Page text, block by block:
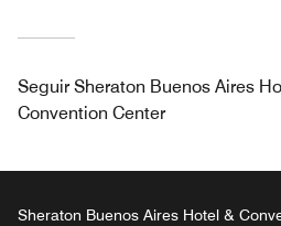
Seguir Sheraton Buenos Aires
Convention Center
Sheraton Buenos Aires Hotel &